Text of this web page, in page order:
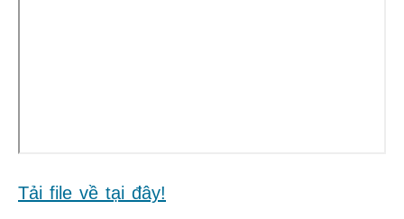
Tải file về tại đây!